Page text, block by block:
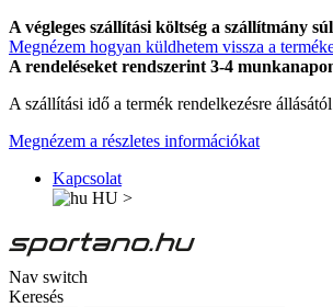
A végleges szállítási költség a szállítmány
Megnézem hogyan küldhetem vissza a
A rendeléseket rendszerint 3-4
A szállítási idő a termék rendelkezésre
Megnézem a részletes információkat
Kapcsolat
HU >
Nav switch
Keresés